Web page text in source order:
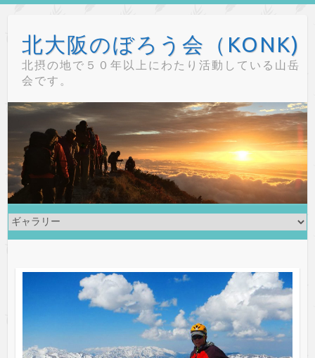
content北大阪のぼろう会（KONK)
北摂の地で５０年以上にわたり活動している山岳
会です。